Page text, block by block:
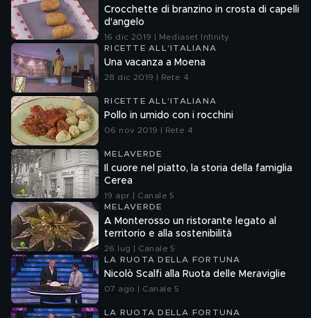
Crocchette di branzino in crosta di capelli
d'angelo
16 dic 2019 | Mediaset Infinity
RICETTE ALL'ITALIANA
Una vacanza a Moena
28 dic 2019 | Rete 4
RICETTE ALL'ITALIANA
Pollo in umido con i rocchini
06 nov 2019 | Rete 4
MELAVERDE
Il cuore nel piatto, la storia della famiglia
Cerea
19 apr | Canale 5
MELAVERDE
A Monterosso un ristorante legato al
territorio e alla sostenibilità
26 lug | Canale 5
LA RUOTA DELLA FORTUNA
Nicolò Scalfi alla Ruota delle Meraviglie
07 ago | Canale 5
LA RUOTA DELLA FORTUNA